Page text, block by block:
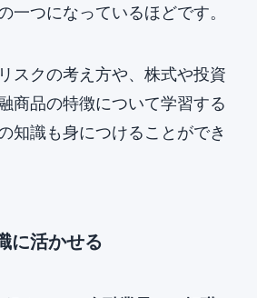
一つになっているほどです。
スクの考え方や、株式や投資
商品の特徴について学習する
知識も身につけることができ
に活かせる